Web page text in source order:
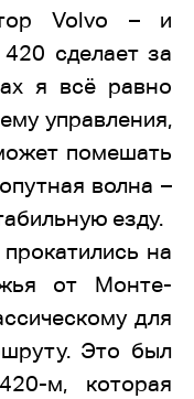
Volvo – и
сделает за
я всё равно
управления,
помешать
волна –
езду.
на
от Монте-
для
Это был
м, которая